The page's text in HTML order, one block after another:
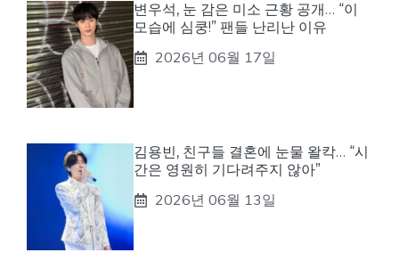
변우석, 눈 감은 미소 근황 공개… “이
모습에 심쿵!” 팬들 난리난 이유
2026년 06월 17일
김용빈, 친구들 결혼에 눈물 왈칵… “시
간은 영원히 기다려주지 않아”
2026년 06월 13일